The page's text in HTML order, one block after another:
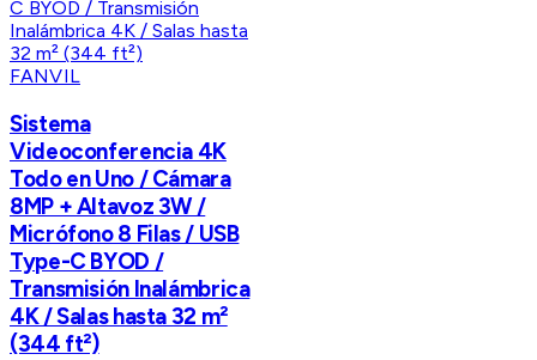
FANVIL
Sistema
Videoconferencia 4K
Todo en Uno / Cámara
8MP + Altavoz 3W /
Micrófono 8 Filas / USB
Type-C BYOD /
Transmisión Inalámbrica
4K / Salas hasta 32 m²
(344 ft²)